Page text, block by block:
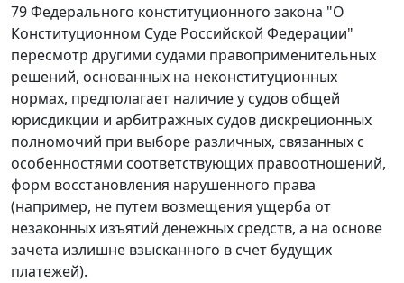
79Федерального конституционного закона "О
Конституционном Суде Российской Федерации"
пересмотр другими судами правоприменительных
решений, основанных на неконституционных
нормах, предполагает наличие у судов общей
юрисдикции и арбитражных судов дискреционных
полномочий при выборе различных, связанных с
особенностями соответствующих правоотношений,
форм восстановления нарушенного права
(например, не путем возмещения ущерба от
незаконных изъятий денежных средств, а на основе
зачета излишне взысканного в счет будущих
платежей).